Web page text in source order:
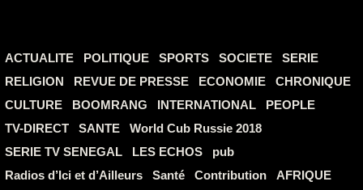
ACTUALITE POLITIQUE SPORTS SOCIETE
SERIE
RELIGION
REVUE DE PRESSE ECONOMIE
CHRONIQUE
CULTURE
BOOMRANG INTERNATIONAL
PEOPLE
TV-DIRECT
SANTE
World Cub Russie 2018
SERIE TV SENEGAL
LES ECHOS
pub
Radios d’Ici et d’Ailleurs
Santé Contribution
AFRIQUE